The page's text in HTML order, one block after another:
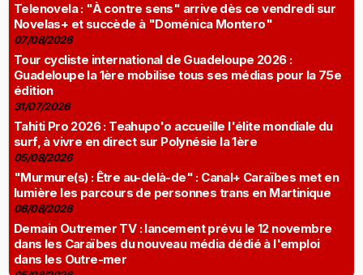
Telenovela : "À contre sens" arrive dès ce vendredi sur
Novelas+ et succède à "Doménica Montero"
07/08/2026
Tour cycliste international de Guadeloupe 2026 :
Guadeloupe la 1ère mobilise tous ses médias pour la 75e
édition
31/07/2026
Tahiti Pro 2026 : Teahupo'o accueille l'élite mondiale du
surf, à vivre en direct sur Polynésie la 1ère
05/08/2026
"Murmure(s) : Être au-delà-de" : Canal+ Caraïbes met en
lumière les parcours de personnes trans en Martinique
06/08/2026
Demain Outremer TV : lancement prévu le 12 novembre
dans les Caraïbes du nouveau média dédié à l'emploi
dans les Outre-mer